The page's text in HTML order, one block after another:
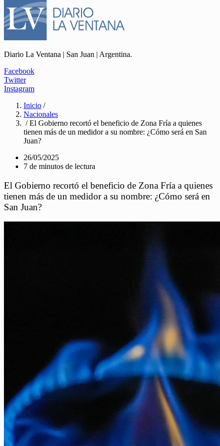
Diario La Ventana | San Juan | Argentina.
Facebook
Twitter
Instagram
Inicio /
Nacionales
/ El Gobierno recortó el beneficio de Zona Fría a quienes
tienen más de un medidor a su nombre: ¿Cómo será en San
Juan?
26/05/2025
7 de minutos de lectura
El Gobierno recortó el beneficio de Zona Fría a quienes
tienen más de un medidor a su nombre: ¿Cómo será en
San Juan?